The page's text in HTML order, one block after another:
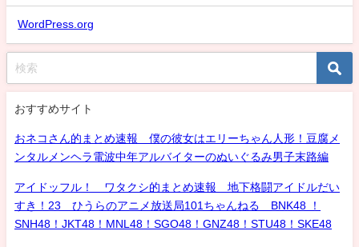
WordPress.org
おすすめサイト
おネコさん的まとめ速報 僕の彼女はエリーちゃん人形！豆腐メ
ンタルメンヘラ電波中年アルバイターのぬいぐるみ男子末路編
アイドッフル！ ワタクシ的まとめ速報 地下格闘アイドルだい
すき！23 ひうらのアニメ放送局101ちゃんねる BNK48 ！
SNH48！JKT48！MNL48！SGO48！GNZ48！STU48！SKE48